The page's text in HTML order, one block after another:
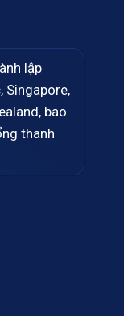
lập
Singapore,
bao
thanh